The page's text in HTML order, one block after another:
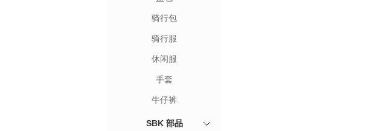
骑行包
骑行服
休闲服
手套
牛仔裤
SBK 部品